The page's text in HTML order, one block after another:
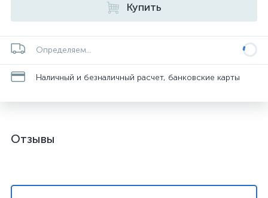
Купить
Определяем...
Наличный и безналичный расчет, банковские карты
Отзывы